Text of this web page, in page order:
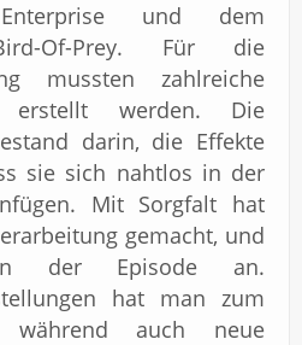
und dem
Of-Prey. Für die
mussten zahlreiche
erstellt werden. Die
darin, die Effekte
sie sich nahtlos in der
Mit Sorgfalt hat
gemacht, und
der Episode an.
hat man zum
während auch neue